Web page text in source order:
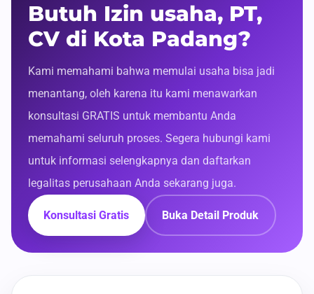
Butuh Izin usaha, PT,
CV di Kota Padang?
Kami memahami bahwa memulai usaha bisa jadi
menantang, oleh karena itu kami menawarkan
konsultasi GRATIS untuk membantu Anda
memahami seluruh proses. Segera hubungi kami
untuk informasi selengkapnya dan daftarkan
legalitas perusahaan Anda sekarang juga.
Konsultasi Gratis Buka Detail Produk